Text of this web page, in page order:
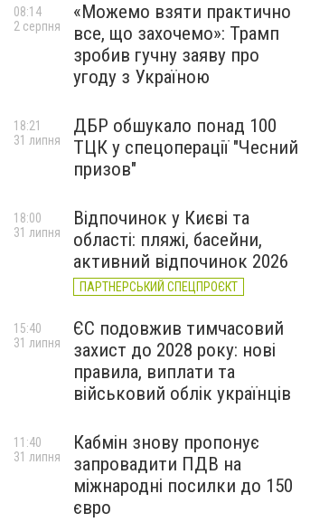
«Можемо взяти практично
все, що захочемо»: Трамп
зробив гучну заяву про
угоду з Україною
08:14
2 серпня
ДБР обшукало понад 100
ТЦК у спецоперації "Чесний
призов"
18:21
31 липня
Відпочинок у Києві та
області: пляжі, басейни,
активний відпочинок 2026
ПАРТНЕРСЬКИЙ СПЕЦПРОЄКТ
18:00
31 липня
ЄС подовжив тимчасовий
захист до 2028 року: нові
правила, виплати та
військовий облік українців
15:40
31 липня
Кабмін знову пропонує
запровадити ПДВ на
міжнародні посилки до 150
євро
11:40
31 липня